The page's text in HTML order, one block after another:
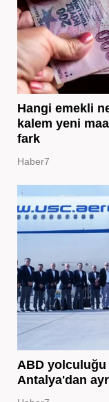
Hangi emekli
kalem yeni
fark
Haber7
ABD yolculuğu
Antalya'dan